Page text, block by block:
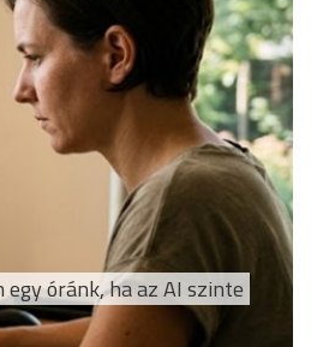
óránk, ha az AI szinte